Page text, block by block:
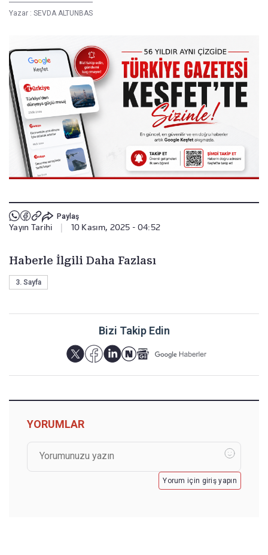
Yazar : SEVDA ALTUNBAS
Paylaş
Yayın Tarihi 10 Kasım, 2025 - 04:52
Haberle İlgili Daha Fazlası
3. Sayfa
Bizi Takip Edin
YORUMLAR
Yorum için giriş yapın